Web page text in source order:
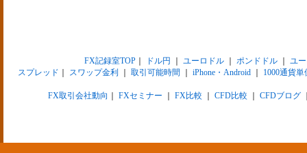
FX記録室TOP｜ ドル円 ユーロドル｜ ポンドドル｜ ユ
スプレッド
スワップ金利 取引可能時間 iPhone・Android 1000通貨単
FX取引会社動向 FXセミナー FX比較 CFD比較 CFDブログ